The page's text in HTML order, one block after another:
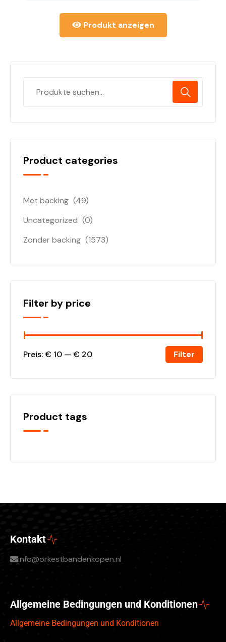
Produkt anzeigen
Product categories
Met backing (49)
Uncategorized (0)
Zonder backing (1573)
Filter by price
Filter
Preis:€ 10 — € 20
Product tags
Kontakt
info@orkestbandenkopen.nl
Allgemeine Bedingungen und Konditionen
Allgemeine Bedingungen und Konditionen